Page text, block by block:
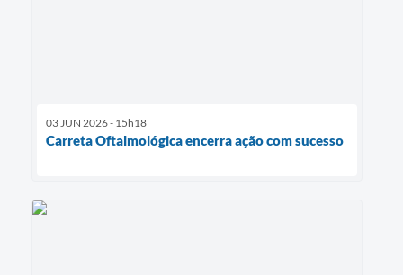
03 JUN 2026 - 15h18
Carreta Oftalmológica encerra ação com sucesso